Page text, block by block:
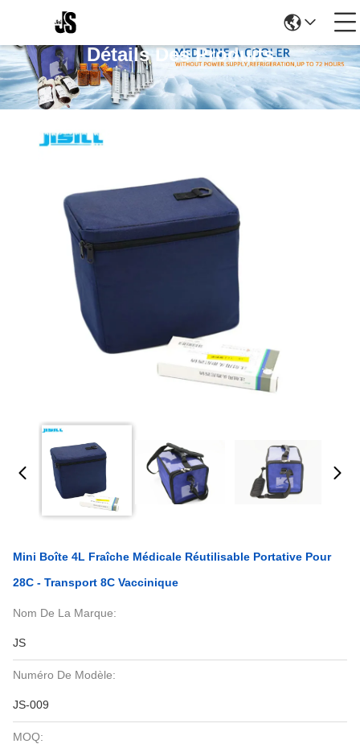
Détails Des Produits
Mini Boîte 4L Fraîche Médicale Réutilisable Portative Pour
28C - Transport 8C Vaccinique
Nom De La Marque:
JS
Numéro De Modèle:
JS-009
MOQ: